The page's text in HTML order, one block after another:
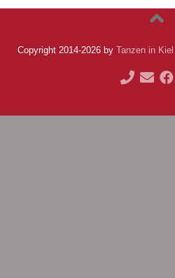
Copyright 2014-2026 by Tanzen in